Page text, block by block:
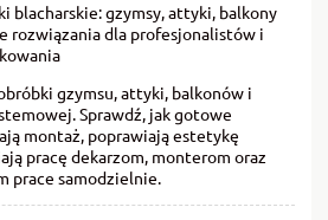
blacharskie: gzymsy, attyki, balkony
rozwiązania dla profesjonalistów i
gzymsu, attyki, balkonów i
Sprawdź, jak gotowe
montaż, poprawiają estetykę
pracę dekarzom, monterom oraz
prace samodzielnie.